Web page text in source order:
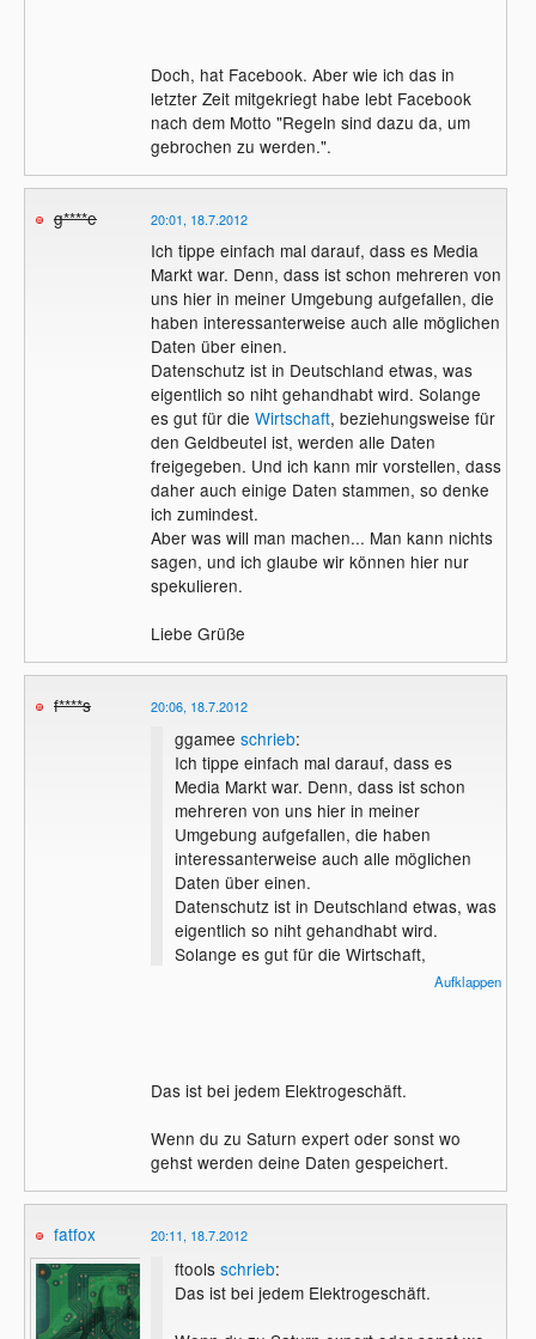
Doch, hat Facebook. Aber wie ich das in
letzter Zeit mitgekriegt habe lebt Facebook
nach dem Motto "Regeln sind dazu da, um
gebrochen zu werden.".
g****e 20:01, 18.7.2012
Ich tippe einfach mal darauf, dass es Media
Markt war. Denn, dass ist schon mehreren von
uns hier in meiner Umgebung aufgefallen, die
haben interessanterweise auch alle möglichen
Daten über einen.
Datenschutz ist in Deutschland etwas, was
eigentlich so niht gehandhabt wird. Solange
es gut für die Wirtschaft, beziehungsweise für
den Geldbeutel ist, werden alle Daten
freigegeben. Und ich kann mir vorstellen, dass
daher auch einige Daten stammen, so denke
ich zumindest.
Aber was will man machen... Man kann nichts
sagen, und ich glaube wir können hier nur
spekulieren.
Liebe Grüße
f****s 20:06, 18.7.2012
ggamee schrieb:
Ich tippe einfach mal darauf, dass es
Media Markt war. Denn, dass ist schon
mehreren von uns hier in meiner
Umgebung aufgefallen, die haben
interessanterweise auch alle möglichen
Daten über einen.
Datenschutz ist in Deutschland etwas, was
eigentlich so niht gehandhabt wird.
Solange es gut für die Wirtschaft,
beziehungsweise für den Geldbeutel ist,
Aber was will man machen... Man kann
hier nur spekulieren.
Liebe Grüße
Aufklappen
Das ist bei jedem Elektrogeschäft.
Wenn du zu Saturn expert oder sonst wo
gehst werden deine Daten gespeichert.
fatfox 20:11, 18.7.2012
ftools schrieb:
Das ist bei jedem Elektrogeschäft.